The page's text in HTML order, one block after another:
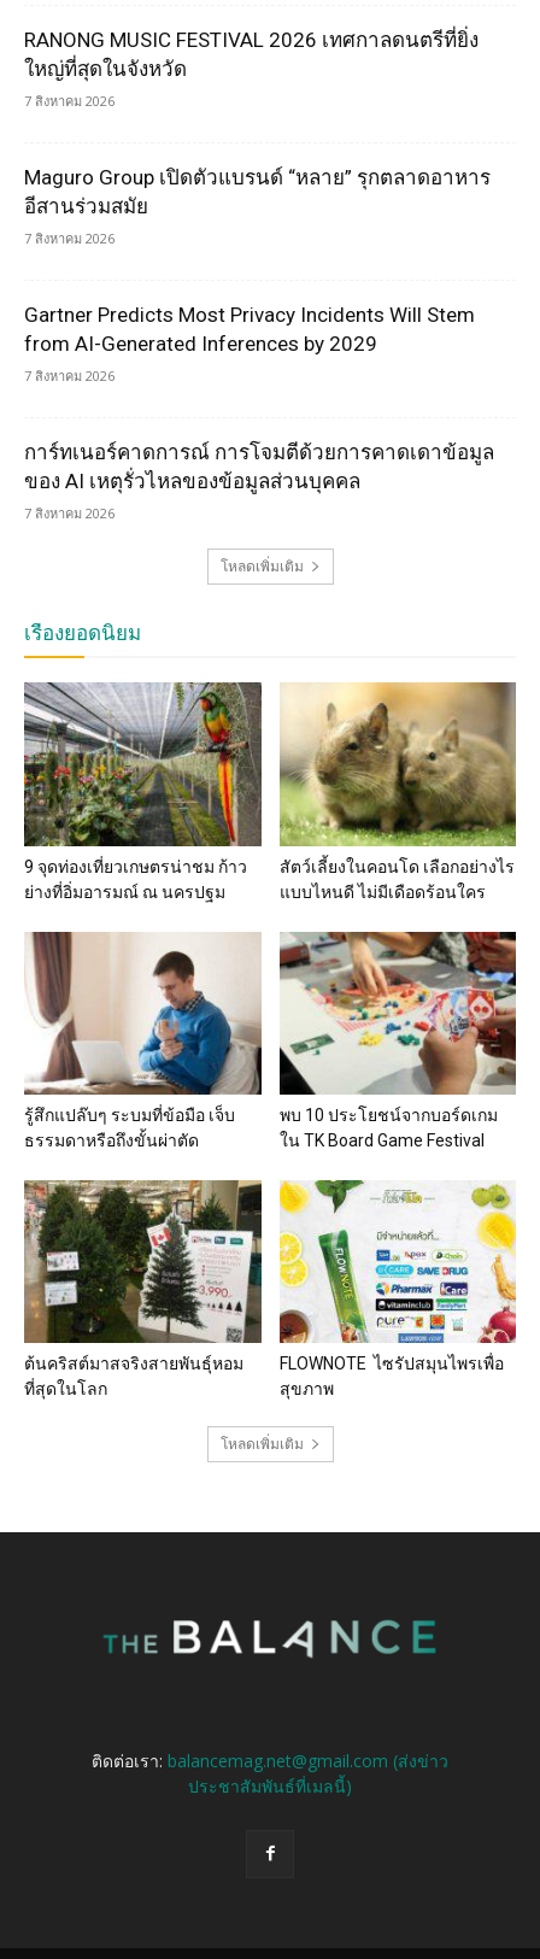
RANONG MUSIC FESTIVAL 2026 เทศกาลดนตรีที่ยิ่ง
ใหญ่ที่สุดในจังหวัด
7 สิงหาคม 2026
Maguro Group เปิดตัวแบรนด์ “หลาย” รุกตลาดอาหาร
อีสานร่วมสมัย
7 สิงหาคม 2026
Gartner Predicts Most Privacy Incidents Will Stem
from AI-Generated Inferences by 2029
7 สิงหาคม 2026
การ์ทเนอร์คาดการณ์ การโจมตีด้วยการคาดเดาข้อมูล
ของ AI เหตุรั่วไหลของข้อมูลส่วนบุคคล
7 สิงหาคม 2026
โหลดเพิ่มเติม
เรื่องยอดนิยม
9 จุดท่องเที่ยวเกษตรน่าชม ก้าว
ย่างที่อิ่มอารมณ์ ณ นครปฐม
สัตว์เลี้ยงในคอนโด เลือกอย่างไร
แบบไหนดี ไม่มีเดือดร้อนใคร
รู้สึกแปล๊บๆ ระบมที่ข้อมือ เจ็บ
ธรรมดาหรือถึงขั้นผ่าตัด
พบ 10 ประโยชน์จากบอร์ดเกม
ใน TK Board Game Festival
ต้นคริสต์มาสจริงสายพันธุ์หอม
ที่สุดในโลก
FLOWNOTE ไซรัปสมุนไพรเพื่อ
สุขภาพ
โหลดเพิ่มเติม
ติดต่อเรา: balancemag.net@gmail.com (ส่งข่าว
ประชาสัมพันธ์ที่เมลนี้)